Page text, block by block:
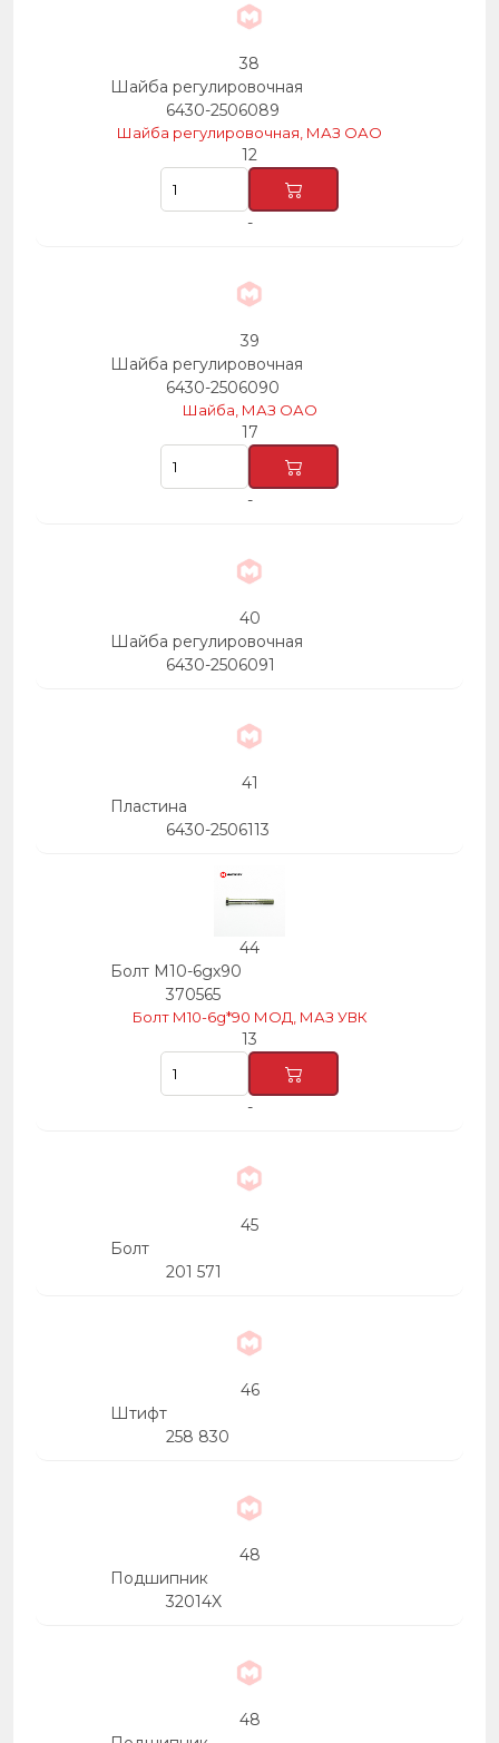
38
Шайба регулировочная
6430-2506089
Шайба регулировочная, МАЗ ОАО
12
-
39
Шайба регулировочная
6430-2506090
Шайба, МАЗ ОАО
17
-
40
Шайба регулировочная
6430-2506091
41
Пластина
6430-2506113
44
Болт М10-6gх90
370565
Болт М10-6g*90 МОД, МАЗ УВК
13
-
45
Болт
201 571
46
Штифт
258 830
48
Подшипник
32014X
48